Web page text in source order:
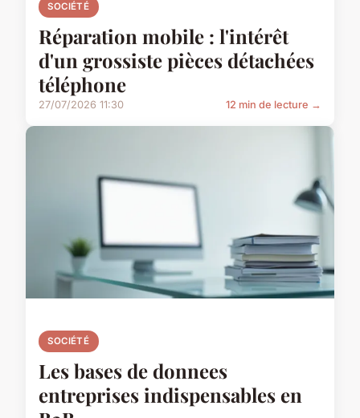
SOCIÉTÉ
Réparation mobile : l'intérêt
d'un grossiste pièces détachées
téléphone
27/07/2026 11:30 12 min de lecture →
SOCIÉTÉ
Les bases de donnees
entreprises indispensables en